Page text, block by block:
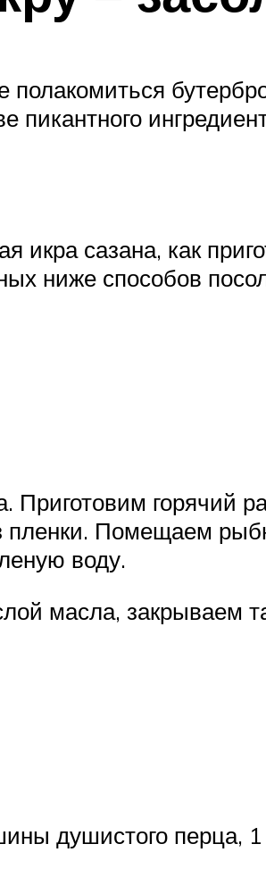
полакомиться
икра сазана, как
ниже способов
Приготовим горячий
пленки. Помещаем
воду.
масла, закрываем
душистого перца,